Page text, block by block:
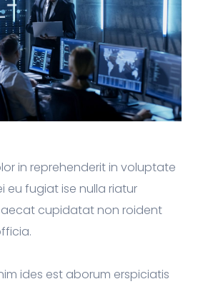
in reprehenderit in voluptate
eu fugiat ise nulla riatur
cupidatat non roident
ides est aborum erspiciatis